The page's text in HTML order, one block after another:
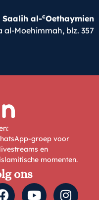
Saalih al-cOethaymien
al-Moehimmah, blz. 357
groep voor
en
momenten.
ons